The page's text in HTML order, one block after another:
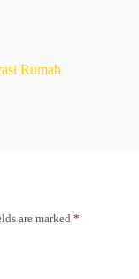
Rumah
are marked *